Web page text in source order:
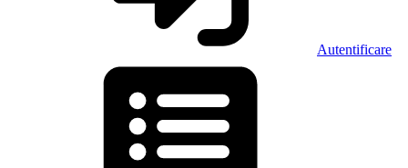
Autentificare